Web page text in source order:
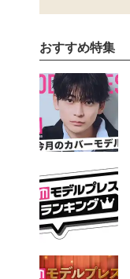
おすすめ特集